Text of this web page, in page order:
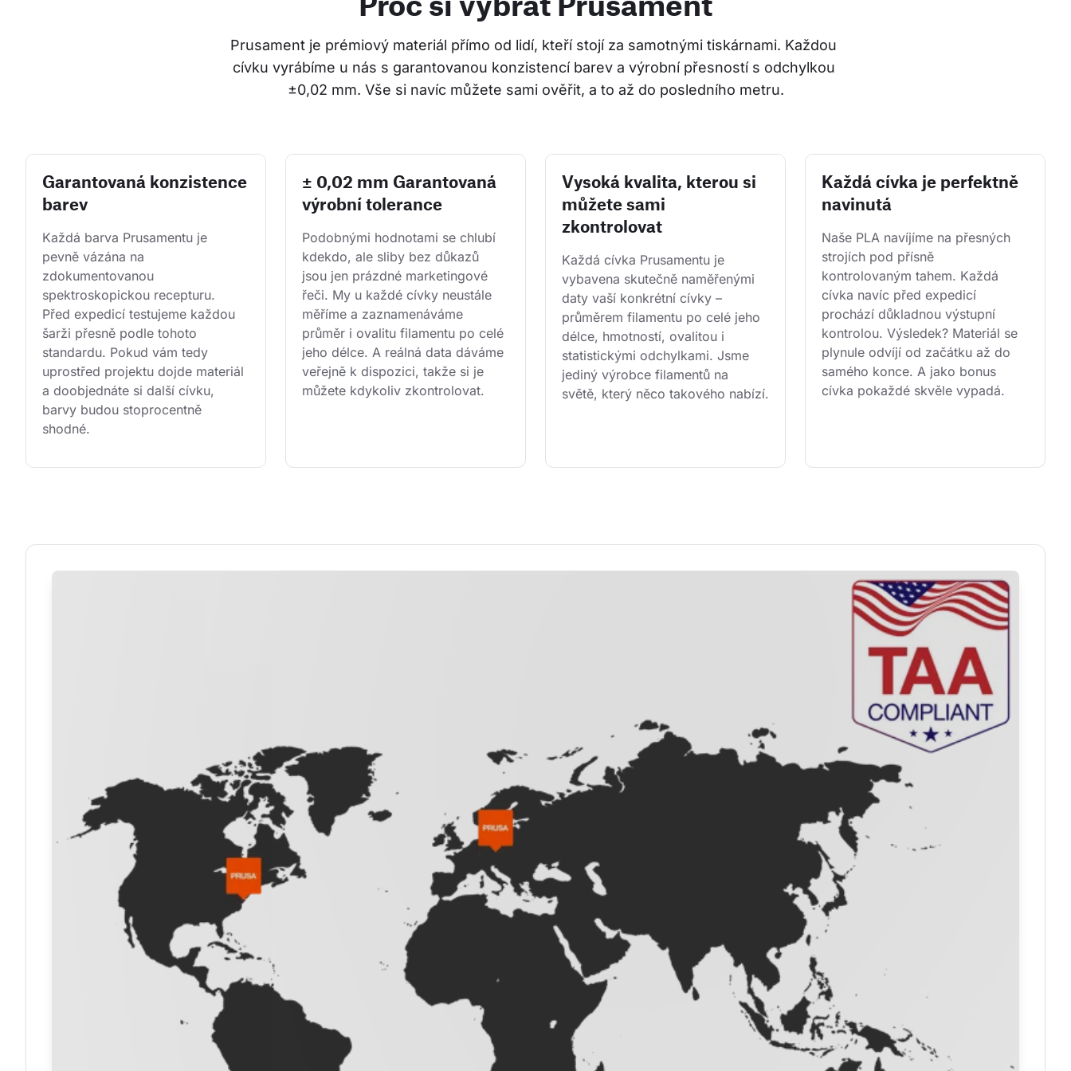
Prusament je prémiový materiál přímo od lidí, kteří stojí za samotnými tiskárnami. Každou
cívku vyrábíme u nás s garantovanou konzistencí barev a výrobní přesností s odchylkou
±0,02 mm. Vše si navíc můžete sami ověřit, a to až do posledního metru.
Garantovaná konzistence
barev
Každá barva Prusamentu je
pevně vázána na
zdokumentovanou
spektroskopickou recepturu.
Před expedicí testujeme každou
šarži přesně podle tohoto
standardu. Pokud vám tedy
uprostřed projektu dojde materiál
a doobjednáte si další cívku,
barvy budou stoprocentně
shodné.
± 0,02 mm Garantovaná
výrobní tolerance
Podobnými hodnotami se chlubí
kdekdo, ale sliby bez důkazů
jsou jen prázdné marketingové
řeči. My u každé cívky neustále
měříme a zaznamenáváme
průměr i ovalitu filamentu po celé
jeho délce. A reálná data dáváme
veřejně k dispozici, takže si je
můžete kdykoliv zkontrolovat.
Vysoká kvalita, kterou si
můžete sami
zkontrolovat
Každá cívka Prusamentu je
vybavena skutečně naměřenými
daty vaší konkrétní cívky –
průměrem filamentu po celé jeho
délce, hmotností, ovalitou i
statistickými odchylkami. Jsme
jediný výrobce filamentů na
světě, který něco takového nabízí.
Každá cívka je perfektně
navinutá
Naše PLA navíjíme na přesných
strojích pod přísně
kontrolovaným tahem. Každá
cívka navíc před expedicí
prochází důkladnou výstupní
kontrolou. Výsledek? Materiál se
plynule odvíjí od začátku až do
samého konce. A jako bonus
cívka pokaždé skvěle vypadá.